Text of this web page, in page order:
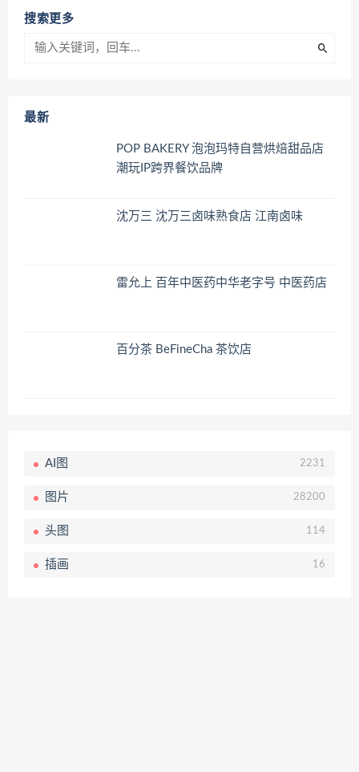
搜索更多
最新
POP BAKERY 泡泡玛特自营烘焙甜品店
潮玩IP跨界餐饮品牌
沈万三 沈万三卤味熟食店 江南卤味
雷允上 百年中医药中华老字号 中医药店
百分茶 BeFineCha 茶饮店
AI图 2231
图片 28200
头图 114
插画 16